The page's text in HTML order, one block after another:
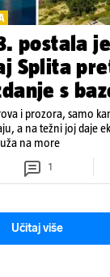
postala
Splita
s
i prozora, samo
a na težni joj daje
na more
1
Učitaj više